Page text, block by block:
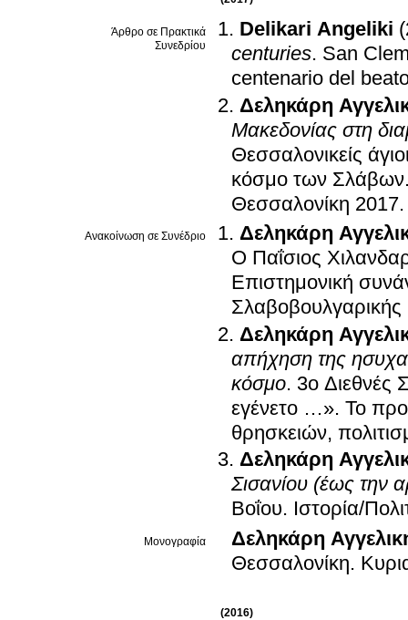
Άρθρο σε Πρακτικά
Συνεδρίου
Delikari Angeliki
centuries. San
centenario del
Δεληκάρη
Μακεδονίας στη
Θεσσαλονικείς
κόσμο των Σλάβων.
Θεσσαλονίκη 2017
Ανακοίνωση σε Συνέδριο
Δεληκάρη
Ο Παΐσιος
Επιστημονική
Σλαβοβουλγαρικής
Δεληκάρη
απήχηση της
κόσμο. 3ο Διεθνές
εγένετο …». Το
θρησκειών,
Δεληκάρη
Σισανίου (έως την
Βοΐου. Ιστορία/
Μονογραφία
Δεληκάρη
Θεσσαλονίκη.
(2016)